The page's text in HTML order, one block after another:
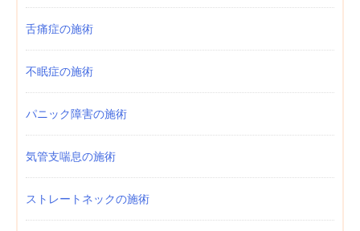
舌痛症の施術
不眠症の施術
パニック障害の施術
気管支喘息の施術
ストレートネックの施術